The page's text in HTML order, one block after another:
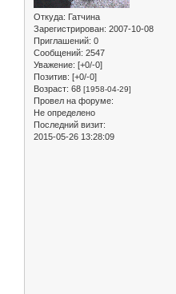
Откуда: Гатчина
Зарегистрирован: 2007-10-08
Приглашений: 0
Сообщений: 2547
Уважение: [+0/-0]
Позитив: [+0/-0]
Возраст: 68 [1958-04-29]
Провел на форуме:
Не определено
Последний визит:
2015-05-26 13:28:09